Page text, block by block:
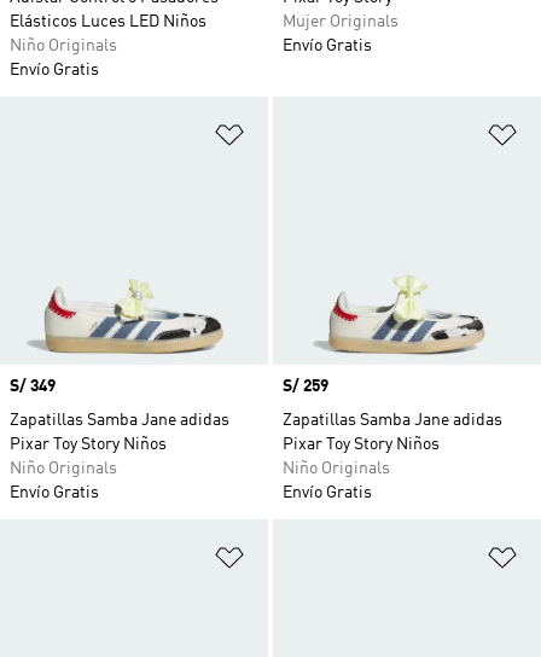
Elásticos Luces LED Niños
Niño Originals
Envío Gratis
Mujer Originals
Envío Gratis
Precio
S/ 349
Zapatillas Samba Jane adidas
Pixar Toy Story Niños
Niño Originals
Envío Gratis
Precio
S/ 259
Zapatillas Samba Jane adidas
Pixar Toy Story Niños
Niño Originals
Envío Gratis